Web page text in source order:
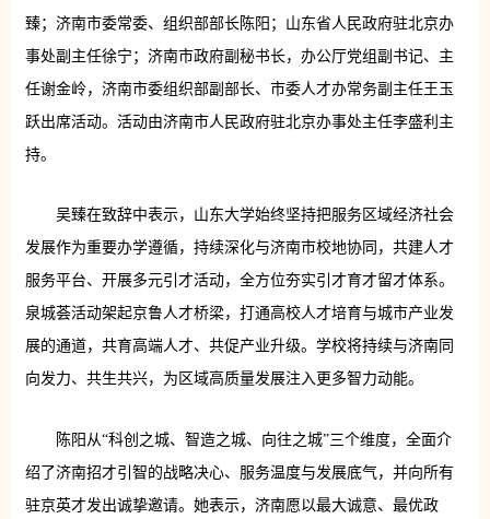
臻；济南市委常委、组织部部长陈阳；山东省人民政府驻北京办
事处副主任徐宁；济南市政府副秘书长，办公厅党组副书记、主
任谢金岭，济南市委组织部副部长、市委人才办常务副主任王玉
跃出席活动。活动由济南市人民政府驻北京办事处主任李盛利主
持。
吴臻在致辞中表示，山东大学始终坚持把服务区域经济社会
发展作为重要办学遵循，持续深化与济南市校地协同，共建人才
服务平台、开展多元引才活动，全方位夯实引才育才留才体系。
泉城荟活动架起京鲁人才桥梁，打通高校人才培育与城市产业发
展的通道，共育高端人才、共促产业升级。学校将持续与济南同
向发力、共生共兴，为区域高质量发展注入更多智力动能。
陈阳从“科创之城、智造之城、向往之城”三个维度，全面介
绍了济南招才引智的战略决心、服务温度与发展底气，并向所有
驻京英才发出诚挚邀请。她表示，济南愿以最大诚意、最优政